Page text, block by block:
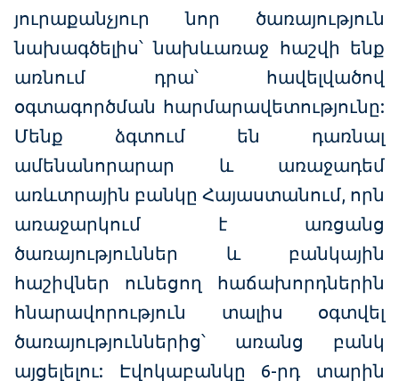
յուրաքանչյուր նոր ծառայություն
նախագծելիս՝ նախևառաջ հաշվի ենք
առնում դրա՝ հավելվածով
օգտագործման հարմարավետությունը:
Մենք ձգտում են դառնալ
ամենանորարար և առաջադեմ
առևտրային բանկը Հայաստանում, որն
առաջարկում է առցանց
ծառայություններ և բանկային
հաշիվներ ունեցող հաճախորդներին
հնարավորություն տալիս օգտվել
ծառայություններից՝ առանց բանկ
այցելելու: Էվոկաբանկը 6-րդ տարին